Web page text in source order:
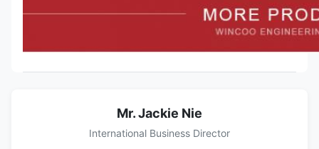
Mr. Jackie Nie
International Business Director